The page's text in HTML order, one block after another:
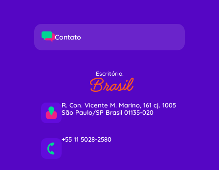
Contato
Escritório:
Brasil
R. Con. Vicente M. Marino, 161 cj. 1005
São Paulo/SP Brasil 01135-020
+55 11 5028-2580